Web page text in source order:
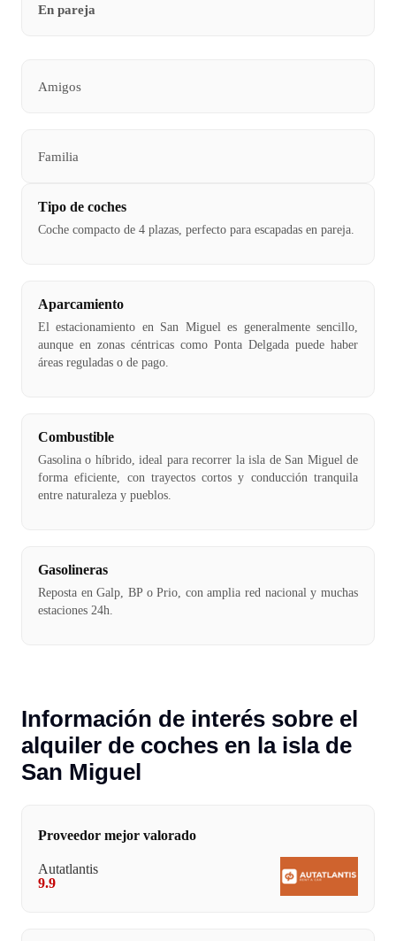
En pareja
Amigos
Familia
Tipo de coches
Coche compacto de 4 plazas, perfecto para escapadas en pareja.
Aparcamiento
El estacionamiento en San Miguel es generalmente sencillo,
aunque en zonas céntricas como Ponta Delgada puede haber
áreas reguladas o de pago.
Combustible
Gasolina o híbrido, ideal para recorrer la isla de San Miguel de
forma eficiente, con trayectos cortos y conducción tranquila
entre naturaleza y pueblos.
Gasolineras
Reposta en Galp, BP o Prio, con amplia red nacional y muchas
estaciones 24h.
Información de interés sobre el
alquiler de coches en la isla de
San Miguel
Proveedor mejor valorado
Autatlantis
9.9